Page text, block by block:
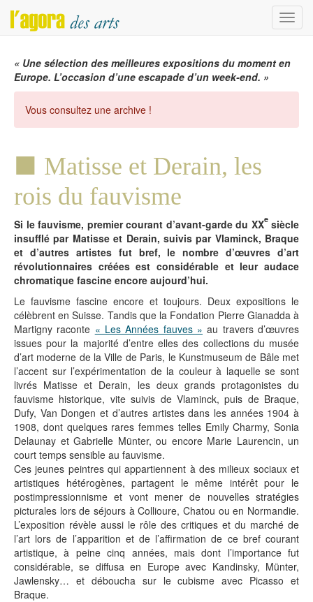
Menu
« Une sélection des meilleures expositions du moment en
Europe. L’occasion d’une escapade d’un week-end. »
Vous consultez une archive !
Matisse et Derain, les
rois du fauvisme
Si le fauvisme, premier courant d’avant-garde du XXesiècle
insufflé par Matisse et Derain, suivis par Vlaminck, Braque
et d’autres artistes fut bref, le nombre d’œuvres d’art
révolutionnaires créées est considérable et leur audace
chromatique fascine encore aujourd’hui.
Le fauvisme fascine encore et toujours. Deux expositions le
célèbrent en Suisse. Tandis que la Fondation Pierre Gianadda à
Martigny raconte « Les Années fauves » au travers d’œuvres
issues pour la majorité d’entre elles des collections du musée
d’art moderne de la Ville de Paris, le Kunstmuseum de Bâle met
l’accent sur l’expérimentation de la couleur à laquelle se sont
livrés Matisse et Derain, les deux grands protagonistes du
fauvisme historique, vite suivis de Vlaminck, puis de Braque,
Dufy, Van Dongen et d’autres artistes dans les années 1904 à
1908, dont quelques rares femmes telles Emily Charmy, Sonia
Delaunay et Gabrielle Münter, ou encore Marie Laurencin, un
court temps sensible au fauvisme.
Ces jeunes peintres qui appartiennent à des milieux sociaux et
artistiques hétérogènes, partagent le même intérêt pour le
postimpressionnisme et vont mener de nouvelles stratégies
picturales lors de séjours à Collioure, Chatou ou en Normandie.
L’exposition révèle aussi le rôle des critiques et du marché de
l’art lors de l’apparition et de l’affirmation de ce bref courant
artistique, à peine cinq années, mais dont l’importance fut
considérable, se diffusa en Europe avec Kandinsky, Münter,
Jawlensky… et déboucha sur le cubisme avec Picasso et
Braque.